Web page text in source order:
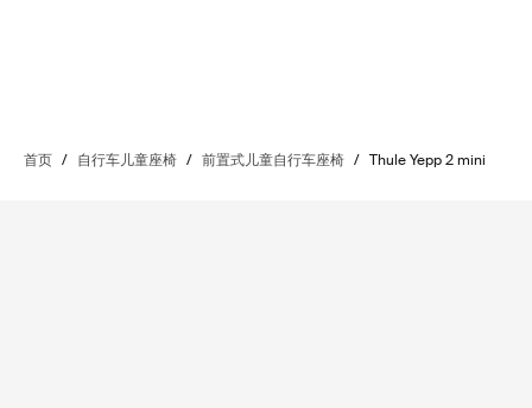
首页 / 自行车儿童座椅 / 前置式儿童自行车座椅 / Thule Yepp 2 mini